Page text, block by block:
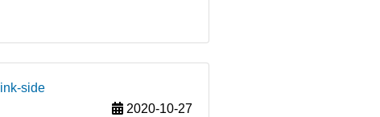
side
2020-10-27